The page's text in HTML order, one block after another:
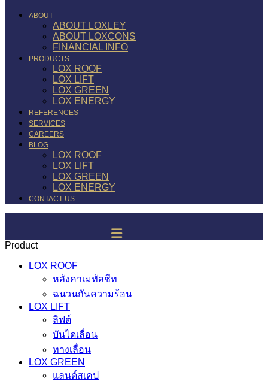
ABOUT
ABOUT LOXLEY
ABOUT LOXCONS
FINANCIAL INFO
PRODUCTS
LOX ROOF
LOX LIFT
LOX GREEN
LOX ENERGY
REFERENCES
SERVICES
CAREERS
BLOG
LOX ROOF
LOX LIFT
LOX GREEN
LOX ENERGY
CONTACT US
Product
LOX ROOF
หลังคาเมทัลชีท
ฉนวนกันความร้อน
LOX LIFT
ลิฟต์
บันไดเลื่อน
ทางเลื่อน
LOX GREEN
แลนด์สเคป